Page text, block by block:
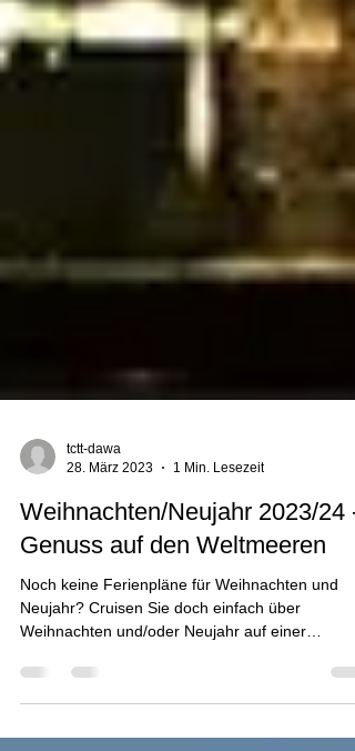
28. März 2023
1 Min. Lesezeit
Weihnachten/Neujahr 2023/24 -
Genuss auf den Weltmeeren
Noch keine Ferienpläne für Weihnachten und
Weihnachten und/oder Neujahr auf einer
wunderbaren...